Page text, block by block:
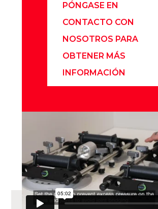
PÓNGASE EN
CONTACTO CON
NOSOTROS PARA
OBTENER MÁS
INFORMACIÓN